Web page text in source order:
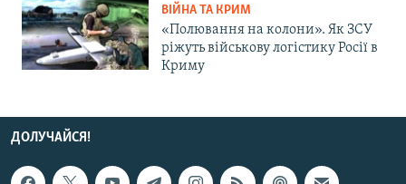
ВІЙНА ТА КРИМ
«Полювання на колони». Як ЗСУ
ріжуть військову логістику Росії в
Криму
ДОЛУЧАЙСЯ!